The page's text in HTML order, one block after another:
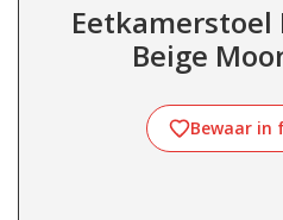
Beige
Bewaar in